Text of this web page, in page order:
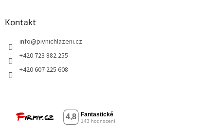
Kontakt
info@pivnichlazeni.cz
+420 723 882 255
+420 607 225 608